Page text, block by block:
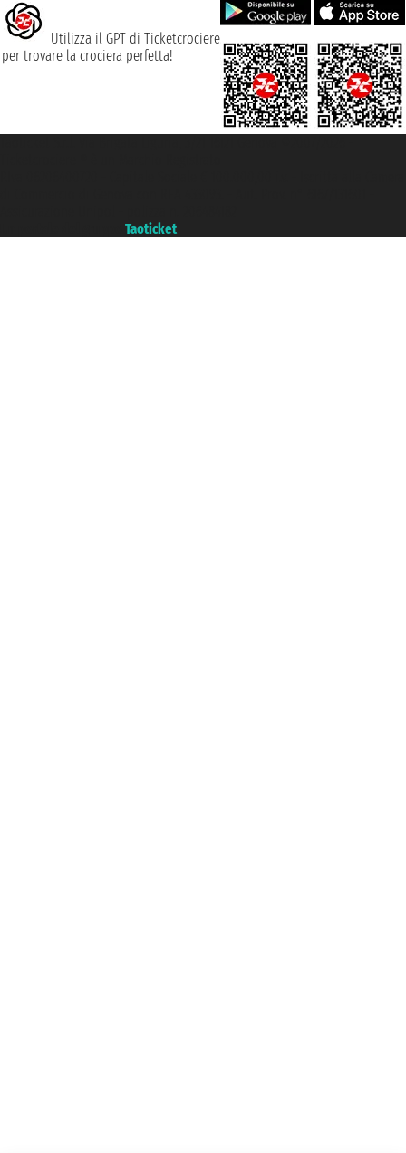
Utilizza il GPT di Ticketcrociere
per trovare la crociera perfetta!
Taoticket